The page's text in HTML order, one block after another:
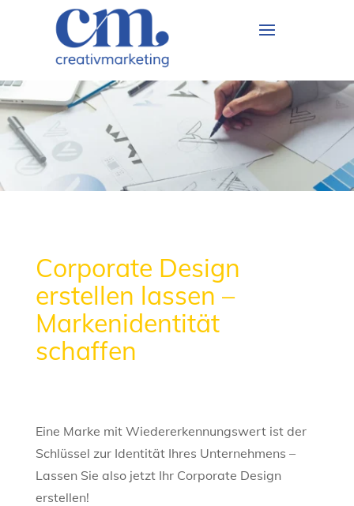
Corporate Design
erstellen lassen –
Markenidentität
schaffen
Eine Marke mit Wiedererkennungswert ist der
Schlüssel zur Identität Ihres Unternehmens –
Lassen Sie also jetzt Ihr Corporate Design
erstellen!